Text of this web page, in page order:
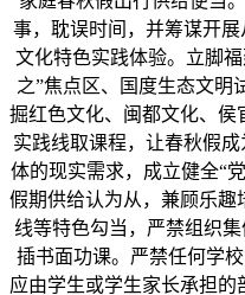
事，耽误时间，并筹谋开
文化特色实践体验。立脚
之”焦点区、国度生态文明
掘红色文化、闽都文化、
实践线取课程，让春秋假
体的现实需求，成立健全“
假期供给认为从，兼顾乐
线等特色勾当，严禁组织
插书面功课。严禁任何学
应由学生或学生家长承担